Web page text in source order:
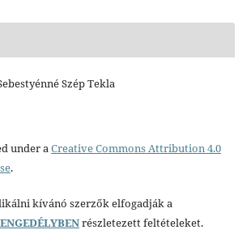
Szép Tekla
under aCreative Commons Attribution 4.0
.
kívánó szerzők elfogadják a
részletezett feltételeket.